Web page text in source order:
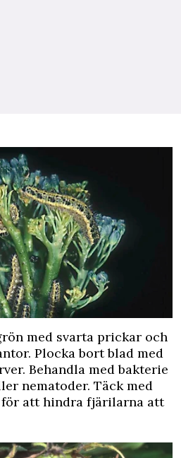
med svarta prickar och
Plocka bort blad med
Behandla med bakterie
nematoder. Täck med
att hindra fjärilarna att